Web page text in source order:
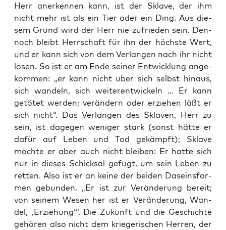
Herr aner­ken­nen kann, ist der Skla­ve, der ihm
nicht mehr ist als ein Tier oder ein Ding. Aus die­
sem Grund wird der Herr nie zufrie­den sein. Den­
noch bleibt Herr­schaft für ihn der höchs­te Wert,
und er kann sich von dem Ver­lan­gen nach ihr nicht
lösen. So ist er am Ende sei­ner Ent­wick­lung ange­
kom­men: „er kann nicht über sich selbst hin­aus,
sich wan­deln, sich wei­ter­ent­wi­ckeln … Er kann
getö­tet wer­den; ver­än­dern oder erzie­hen läßt er
sich nicht“. Das Ver­lan­gen des Skla­ven, Herr zu
sein, ist dage­gen weni­ger stark (sonst hät­te er
dafür auf Leben und Tod gekämpft); Skla­ve
möch­te er aber auch nicht blei­ben: Er hat­te sich
nur in die­ses Schick­sal gefügt, um sein Leben zu
ret­ten. Also ist er an kei­ne der bei­den Daseins­for­
men gebun­den. „Er ist zur Ver­än­de­rung bereit;
von sei­nem Wesen her ist er Ver­än­de­rung, Wan­
del, ‚Erzie­hung‘“. Die Zukunft und die Geschich­te
gehö­ren also nicht dem krie­ge­ri­schen Her­ren, der